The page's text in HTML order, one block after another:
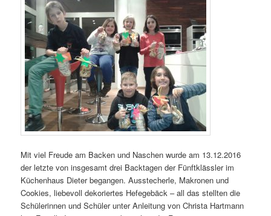
Mit viel Freude am Backen und Naschen wurde am 13.12.2016
der letzte von insgesamt drei Backtagen der Fünftklässler im
Küchenhaus Dieter begangen. Ausstecherle, Makronen und
Cookies, liebevoll dekoriertes Hefegebäck – all das stellten die
Schülerinnen und Schüler unter Anleitung von Christa Hartmann